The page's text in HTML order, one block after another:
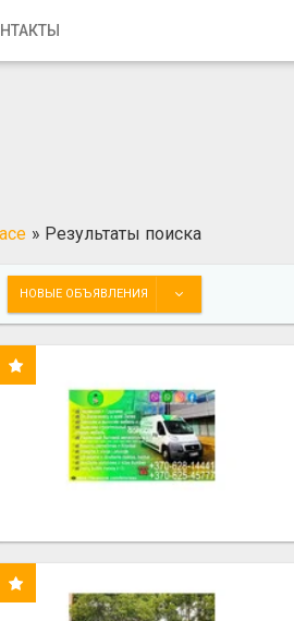
» Результаты поиска
НОВЫЕ ОБЪЯВЛЕНИЯ